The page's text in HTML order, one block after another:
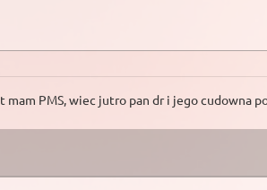
PMS, wiec jutro pan dr i jego cudowna